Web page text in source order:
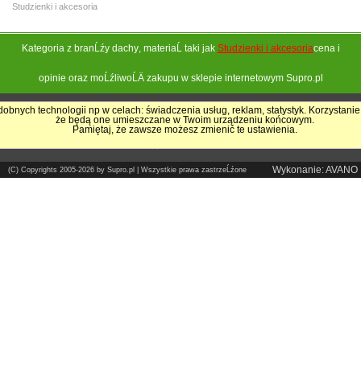
Studzienki i akcesoria
Kategoria z branĹźy dachy, materiaĹ taki jak Studzienki i akcesoriacena i
opinie oraz moĹźliwoĹÄ zakupu w sklepie internetowym Supro.pl
Pokrycia Dachowe - Supro.pl
Sklep internetowy
Wykonanie: AVANO
(C) Copyrights 2005-2026 by Supro.pl | Wszystkie prawa zastrzeĹźone
technologii np w celach: świadczenia usług, reklam, statystyk.
że będą one umieszczane w Twoim urządzeniu końcowym.
Pamiętaj, że zawsze możesz zmienić te ustawienia.